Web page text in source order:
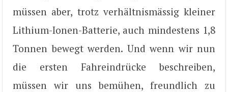
müssen aber, trotz verhältnismässig kleiner
Lithium-Ionen-Batterie, auch mindestens 1,8
Tonnen bewegt werden. Und wenn wir nun
die ersten Fahreindrücke beschreiben,
müssen wir uns bemühen, freundlich zu